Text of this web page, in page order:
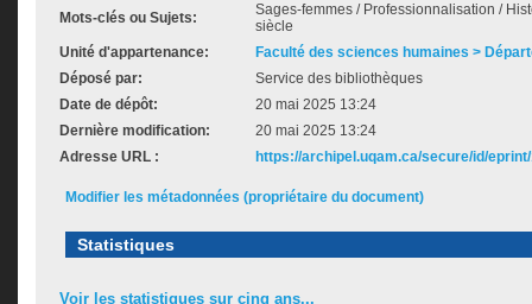
Mots-clés ou Sujets:
Sages-femmes / Professionnalisation /
siècle
Unité d'appartenance:
Faculté des sciences humaines >
Déposé par:
Service des bibliothèques
Date de dépôt:
20 mai 2025 13:24
Dernière modification:
20 mai 2025 13:24
Adresse URL :
https://archipel.uqam.ca/secure/id/
Modifier les métadonnées (propriétaire du document)
Statistiques
Voir les statistiques sur cinq ans...